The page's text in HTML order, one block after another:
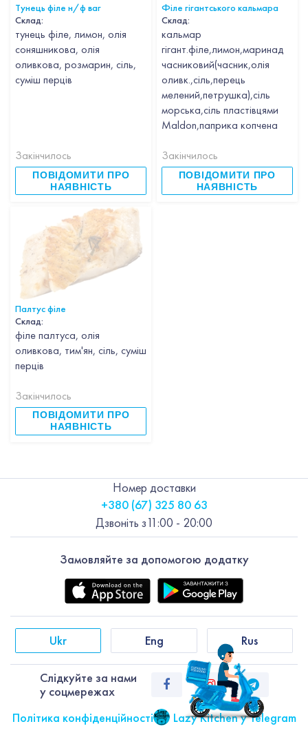
Тунець філе н/ф ваг
Склад:
тунець філе, лимон, олія
соняшникова, олія
оливкова, розмарин, сіль,
суміш перців
Закінчилось
ПОВІДОМИТИ ПРО
НАЯВНІСТЬ
Філе гігантського кальмара
Склад:
кальмар
гігант.філе,лимон,маринад
часниковий(часник,олія
оливк.,сіль,перець
мелений,петрушка),сіль
морська,сіль пластівцями
Maldon,паприка копчена
Закінчилось
ПОВІДОМИТИ ПРО
НАЯВНІСТЬ
Палтус філе
Склад:
філе палтуса, олія
оливкова, тим'ян, сіль, суміш
перців
Закінчилось
ПОВІДОМИТИ ПРО
НАЯВНІСТЬ
Замовляйте за допомогою додатку
Слiдкуйте за нами
у соцмережах
Ukr Eng Rus
Номер доставки
+380 (67) 325 80 63
Дзвоніть з11:00 - 20:00
Політика конфіденційності Lazy Kitchen у Telegram